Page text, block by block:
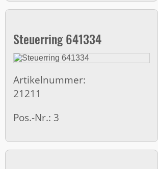
Steuerring 641334
Artikelnummer:
21211
Pos.-Nr.: 3